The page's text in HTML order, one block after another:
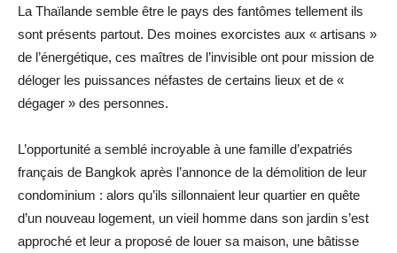
La Thaïlande semble être le pays des fantômes tellement ils
sont présents partout. Des moines exorcistes aux « artisans »
de l’énergétique, ces maîtres de l’invisible ont pour mission de
déloger les puissances néfastes de certains lieux et de «
dégager » des personnes.
L’opportunité a semblé incroyable à une famille d’expatriés
français de Bangkok après l’annonce de la démolition de leur
condominium : alors qu’ils sillonnaient leur quartier en quête
d’un nouveau logement, un vieil homme dans son jardin s’est
approché et leur a proposé de louer sa maison, une bâtisse